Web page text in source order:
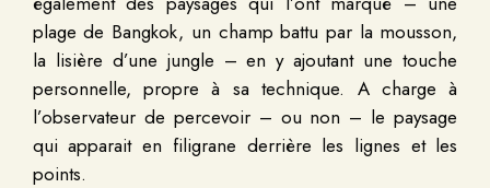
plage de Bangkok, un champ battu par la mousson,
la lisière d’une jungle – en y ajoutant une touche
personnelle, propre à sa technique. A charge à
l’observateur de percevoir – ou non – le paysage
qui apparait en filigrane derrière les lignes et les
points.